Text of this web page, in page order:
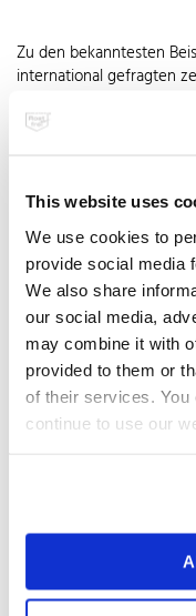
This website uses
We use cookies to
provide social media
We also share
our social media,
may combine it with
provided to them or
of their services.
continue to use our
Zu den bekanntesten
international gefragten
Dogs oder die Tulips
der jüngsten
über 10.000
erhalten die Skulpturen
Um den Glanz des
nach jedem Auftrag
geschliffen und poliert.
Gläsker bei der
Vier 1,80 Meter hohe,
Elemente Feuer,
erlangte auch Anish
Volksmund auch The
inspiriert wurde Kapoor
amorphen
bewegend ist die von
und 39 Tonnen schwere